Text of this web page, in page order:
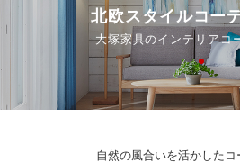
北欧スタイルコー
大塚家具のインテリアコ
自然の風合いを活かしたコ